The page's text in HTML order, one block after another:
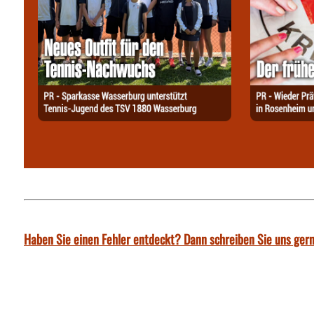
Haben Sie einen Fehler entdeckt? Dann schreiben Sie uns